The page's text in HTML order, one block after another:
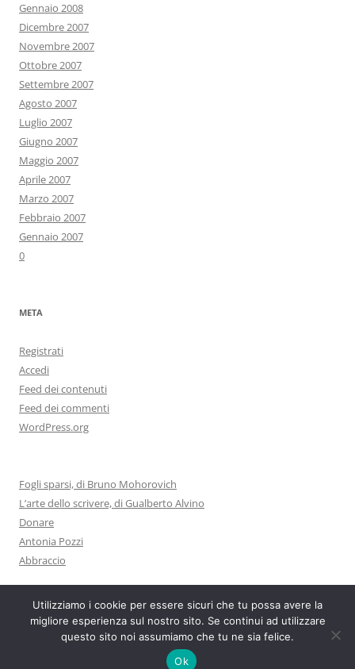
Gennaio 2008
Dicembre 2007
Novembre 2007
Ottobre 2007
Settembre 2007
Agosto 2007
Luglio 2007
Giugno 2007
Maggio 2007
Aprile 2007
Marzo 2007
Febbraio 2007
Gennaio 2007
0
META
Registrati
Accedi
Feed dei contenuti
Feed dei commenti
WordPress.org
Fogli sparsi, di Bruno Mohorovich
L’arte dello scrivere, di Gualberto Alvino
Donare
Antonia Pozzi
Abbraccio
Utilizziamo i cookie per essere sicuri che tu possa avere la
migliore esperienza sul nostro sito. Se continui ad utilizzare
questo sito noi assumiamo che tu ne sia felice.
Ok